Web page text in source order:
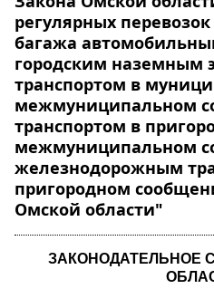
регулярных
багажа
городским наземным
транспортом в
межмуниципальном
транспортом в
межмуниципальном
железнодорожным
пригородном
Омской области"
ЗАКОНОДАТЕЛЬНОЕ